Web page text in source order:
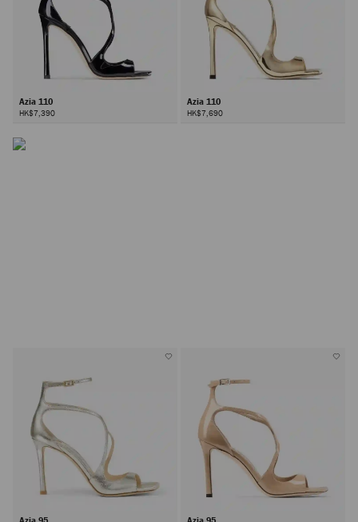
Azia 110
HK$7,390
Azia 110
HK$7,690